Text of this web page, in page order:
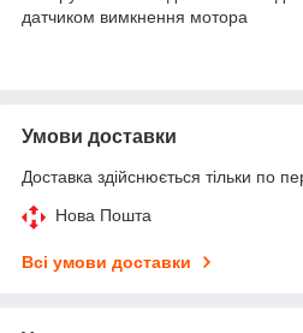
датчиком вимкнення мотора
Умови доставки
Доставка здійснюється тільки по
Нова Пошта
Всі умови доставки